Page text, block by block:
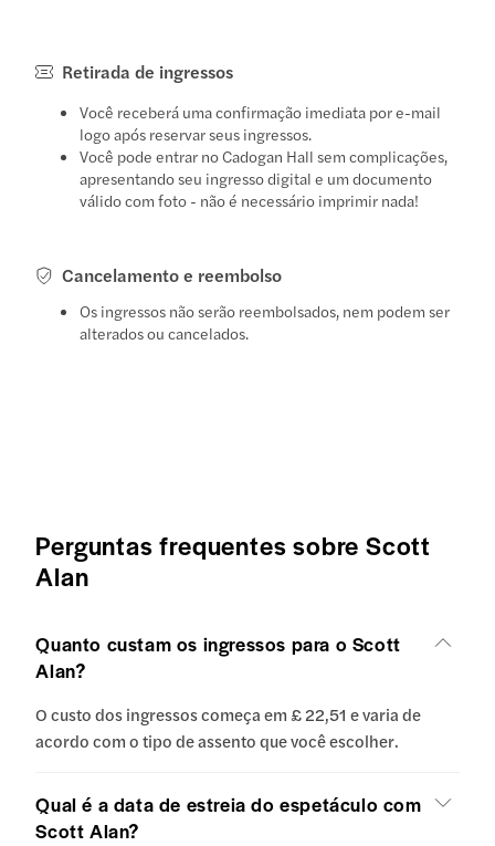
Retirada de ingressos
Você receberá uma confirmação imediata por e-mail
logo após reservar seus ingressos.
Você pode entrar no Cadogan Hall sem complicações,
apresentando seu ingresso digital e um documento
válido com foto - não é necessário imprimir nada!
Cancelamento e reembolso
Os ingressos não serão reembolsados, nem podem ser
alterados ou cancelados.
Perguntas frequentes sobre Scott
Alan
Quanto custam os ingressos para o Scott
Alan?
O custo dos ingressos começa em £ 22,51 e varia de
acordo com o tipo de assento que você escolher.
Qual é a data de estreia do espetáculo com
Scott Alan?